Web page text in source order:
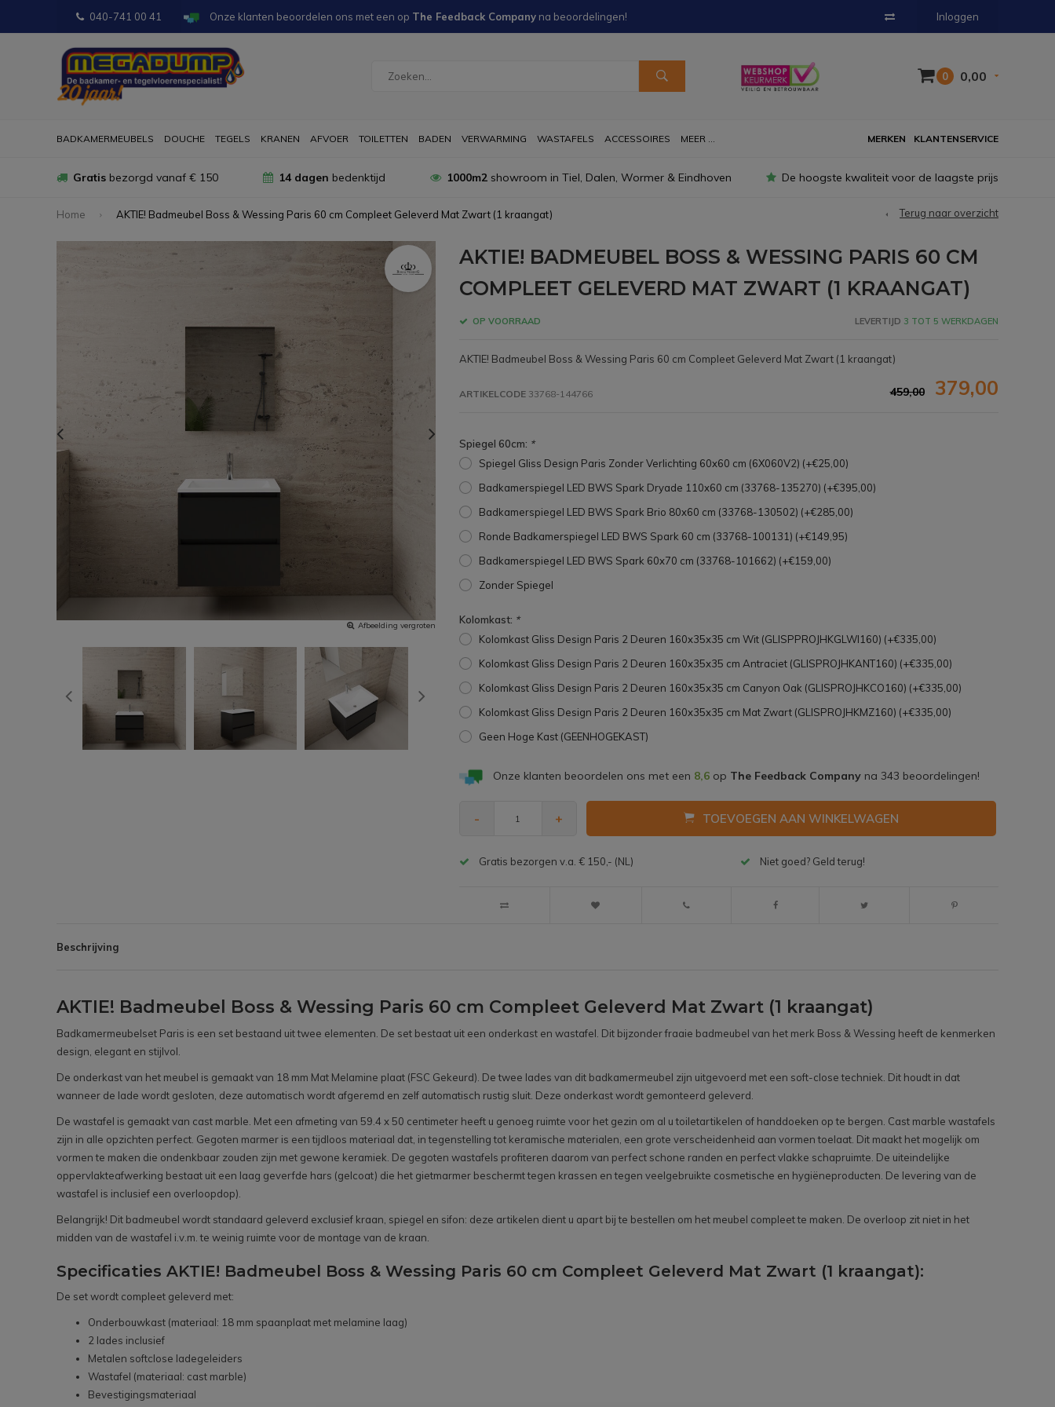
040-741 00 41 Onze klanten beoordelen ons met een op The Feedback Company na beoordelingen! Inloggen
0 0,00
BADKAMERMEUBELS DOUCHE TEGELS KRANEN AFVOER TOILETTEN BADEN VERWARMING WASTAFELS ACCESSOIRES MEER ... KLANTENSERVICE
MERKEN
Gratis bezorgd vanaf € 150 14 dagen bedenktijd 1000m2showroom in Tiel, Dalen, Wormer & Eindhoven De hoogste kwaliteit voor de laagste prijs
Home AKTIE! Badmeubel Boss & Wessing Paris 60 cm Compleet Geleverd Mat Zwart (1 kraangat) Terug naar overzicht
Afbeelding vergroten
AKTIE! BADMEUBEL BOSS & WESSING PARIS 60 CM
COMPLEET GELEVERD MAT ZWART (1 KRAANGAT)
OP VOORRAAD LEVERTIJD 3 TOT 5 WERKDAGEN
AKTIE! Badmeubel Boss & Wessing Paris 60 cm Compleet Geleverd Mat Zwart (1 kraangat)
ARTIKELCODE33768-144766 459,00 379,00
Spiegel 60cm: *
Spiegel Gliss Design Paris Zonder Verlichting 60x60 cm (6X060V2) (+€25,00)
Badkamerspiegel LED BWS Spark Dryade 110x60 cm (33768-135270) (+€395,00)
Badkamerspiegel LED BWS Spark Brio 80x60 cm (33768-130502) (+€285,00)
Ronde Badkamerspiegel LED BWS Spark 60 cm (33768-100131) (+€149,95)
Badkamerspiegel LED BWS Spark 60x70 cm (33768-101662) (+€159,00)
Zonder Spiegel
Kolomkast: *
Kolomkast Gliss Design Paris 2 Deuren 160x35x35 cm Wit (GLISPPROJHKGLWI160) (+€335,00)
Kolomkast Gliss Design Paris 2 Deuren 160x35x35 cm Antraciet (GLISPROJHKANT160) (+€335,00)
Kolomkast Gliss Design Paris 2 Deuren 160x35x35 cm Canyon Oak (GLISPROJHKCO160) (+€335,00)
Kolomkast Gliss Design Paris 2 Deuren 160x35x35 cm Mat Zwart (GLISPROJHKMZ160) (+€335,00)
Geen Hoge Kast (GEENHOGEKAST)
Onze klanten beoordelen ons met een 8,6op The Feedback Companyna 343 beoordelingen!
- + TOEVOEGEN AAN WINKELWAGEN
Gratis bezorgen v.a. € 150,- (NL) Niet goed? Geld terug!
Beschrijving
AKTIE! Badmeubel Boss & Wessing Paris 60 cm Compleet Geleverd Mat Zwart (1 kraangat)
Badkamermeubelset Paris is een set bestaand uit twee elementen. De set bestaat uit een onderkast en wastafel. Dit bijzonder fraaie badmeubel van het merk Boss & Wessing heeft de kenmerken
design, elegant en stijlvol.
De onderkast van het meubel is gemaakt van 18 mm Mat Melamine plaat (FSC Gekeurd). De twee lades van dit badkamermeubel zijn uitgevoerd met een soft-close techniek. Dit houdt in dat
wanneer de lade wordt gesloten, deze automatisch wordt afgeremd en zelf automatisch rustig sluit. Deze onderkast wordt gemonteerd geleverd.
De wastafel is gemaakt van cast marble. Met een afmeting van 59.4 x 50 centimeter heeft u genoeg ruimte voor het gezin om al u toiletartikelen of handdoeken op te bergen. Cast marble wastafels
zijn in alle opzichten perfect. Gegoten marmer is een tijdloos materiaal dat, in tegenstelling tot keramische materialen, een grote verscheidenheid aan vormen toelaat. Dit maakt het mogelijk om
vormen te maken die ondenkbaar zouden zijn met gewone keramiek. De gegoten wastafels profiteren daarom van perfect schone randen en perfect vlakke schapruimte. De uiteindelijke
oppervlakteafwerking bestaat uit een laag geverfde hars (gelcoat) die het gietmarmer beschermt tegen krassen en tegen veelgebruikte cosmetische en hygiëneproducten. De levering van de
wastafel is inclusief een overloopdop).
Belangrijk! Dit badmeubel wordt standaard geleverd exclusief kraan, spiegel en sifon: deze artikelen dient u apart bij te bestellen om het meubel compleet te maken. De overloop zit niet in het
midden van de wastafel i.v.m. te weinig ruimte voor de montage van de kraan.
Specificaties AKTIE! Badmeubel Boss & Wessing Paris 60 cm Compleet Geleverd Mat Zwart (1 kraangat):
De set wordt compleet geleverd met:
Onderbouwkast (materiaal: 18 mm spaanplaat met melamine laag)
2 lades inclusief
Metalen softclose ladegeleiders
Wastafel (materiaal: cast marble)
Bevestigingsmateriaal